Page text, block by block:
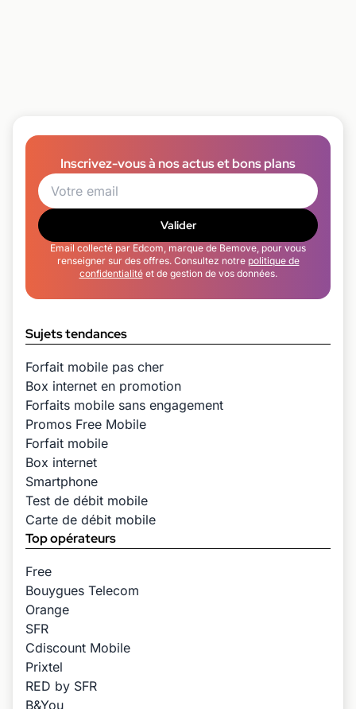
Inscrivez-vous à nos actus et bons plans
Valider
Email collecté par Edcom, marque de Bemove, pour vous
renseigner sur des offres. Consultez notre politique de
confidentialitéet de gestion de vos données.
Sujets tendances
Forfait mobile pas cher
Box internet en promotion
Forfaits mobile sans engagement
Promos Free Mobile
Forfait mobile
Box internet
Smartphone
Test de débit mobile
Carte de débit mobile
Top opérateurs
Free
Bouygues Telecom
Orange
SFR
Cdiscount Mobile
Prixtel
RED by SFR
B&You